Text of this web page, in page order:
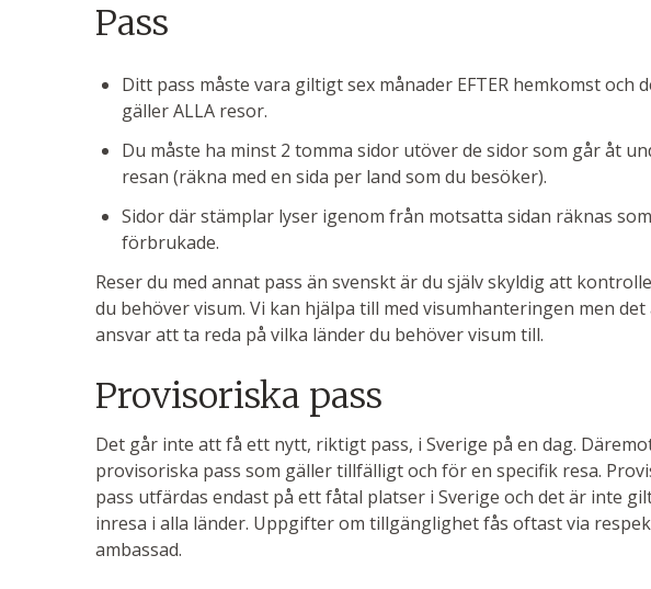
Pass
Ditt pass måste vara giltigt sex månader EFTER hemkomst och
gäller ALLA resor.
Du måste ha minst 2 tomma sidor utöver de sidor som går åt
resan (räkna med en sida per land som du besöker).
Sidor där stämplar lyser igenom från motsatta sidan räknas som
förbrukade.
Reser du med annat pass än svenskt är du själv skyldig att
du behöver visum. Vi kan hjälpa till med visumhanteringen men
ansvar att ta reda på vilka länder du behöver visum till.
Provisoriska pass
Det går inte att få ett nytt, riktigt pass, i Sverige på en dag.
provisoriska pass som gäller tillfälligt och för en specifik resa.
pass utfärdas endast på ett fåtal platser i Sverige och det är inte
inresa i alla länder. Uppgifter om tillgänglighet fås oftast via
ambassad.